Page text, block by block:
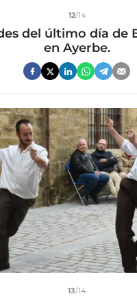
12/14
del último día de
en Ayerbe.
13/14